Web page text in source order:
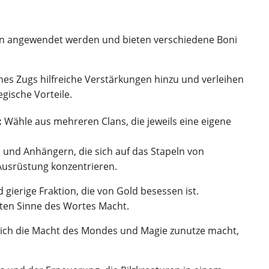
angewendet werden und bieten verschiedene Boni
Zugs hilfreiche Verstärkungen hinzu und verleihen
Vorteile.
Wähle aus mehreren Clans, die jeweils eine eigene
Anhängern, die sich auf das Stapeln von
konzentrieren.
Fraktion, die von Gold besessen ist.
Sinne des Wortes Macht.
die Macht des Mondes und Magie zunutze macht,